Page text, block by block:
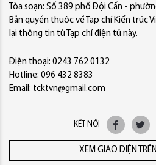
Tòa soạn: Số 389 phố Đội Cấn -
Bản quyền thuộc về Tạp chí Kiến trúc
lại thông tin từ Tạp chí điện tử này.
Điện thoại: 0243 762 0132
Hotline: 096 432 8383
Email: tcktvn@gmail.com
KẾT NỐI
XEM GIAO DIỆN